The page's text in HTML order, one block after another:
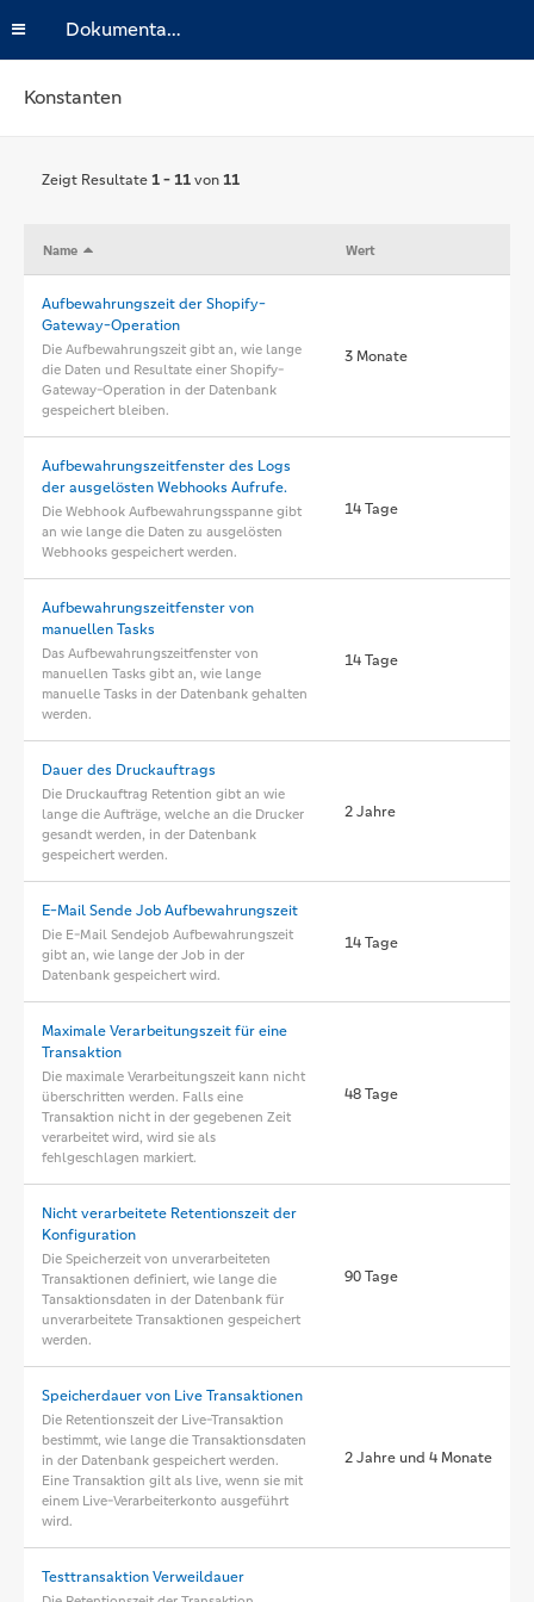
Dokumentation
Konstanten
Zeigt Resultate1 - 11von11
Aufbewahrungszeit der Shopify-
Gateway-Operation
Die Aufbewahrungszeit gibt an, wie lange
die Daten und Resultate einer Shopify-
Gateway-Operation in der Datenbank
gespeichert bleiben.
3 Monate
Aufbewahrungszeitfenster des Logs
der ausgelösten Webhooks Aufrufe.
Die Webhook Aufbewahrungsspanne gibt
an wie lange die Daten zu ausgelösten
Webhooks gespeichert werden.
14 Tage
Aufbewahrungszeitfenster von
manuellen Tasks
Das Aufbewahrungszeitfenster von
manuellen Tasks gibt an, wie lange
manuelle Tasks in der Datenbank gehalten
werden.
14 Tage
Dauer des Druckauftrags
Die Druckauftrag Retention gibt an wie
lange die Aufträge, welche an die Drucker
gesandt werden, in der Datenbank
gespeichert werden.
2 Jahre
E-Mail Sende Job Aufbewahrungszeit
Die E-Mail Sendejob Aufbewahrungszeit
gibt an, wie lange der Job in der
Datenbank gespeichert wird.
14 Tage
Maximale Verarbeitungszeit für eine
Transaktion
Die maximale Verarbeitungszeit kann nicht
überschritten werden. Falls eine
Transaktion nicht in der gegebenen Zeit
verarbeitet wird, wird sie als
fehlgeschlagen markiert.
48 Tage
Nicht verarbeitete Retentionszeit der
Konfiguration
Die Speicherzeit von unverarbeiteten
Transaktionen definiert, wie lange die
Tansaktionsdaten in der Datenbank für
unverarbeitete Transaktionen gespeichert
werden.
90 Tage
Speicherdauer von Live Transaktionen
Die Retentionszeit der Live-Transaktion
bestimmt, wie lange die Transaktionsdaten
in der Datenbank gespeichert werden.
Eine Transaktion gilt als live, wenn sie mit
einem Live-Verarbeiterkonto ausgeführt
wird.
2 Jahre und 4 Monate
Testtransaktion Verweildauer
Name Wert